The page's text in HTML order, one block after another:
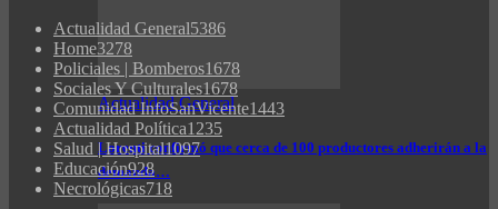
Actualidad General
Lorenti confirmó que cerca de 100 productores adherirán a la
demanda…
Actualidad General5386
Home3278
Policiales | Bomberos1678
Sociales Y Culturales1678
Comunidad InfoSanVicente1443
Actualidad Política1235
Salud | Hospital1097
Educación928
Necrológicas718